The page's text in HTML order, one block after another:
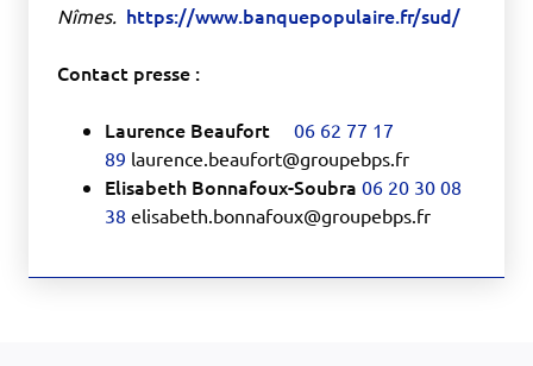
Nîmes. https://www.banquepopulaire.fr/sud/
Contact presse :
Laurence Beaufort
06 62 77 17
89 laurence.beaufort@groupebps.fr
Elisabeth Bonnafoux-Soubra 06 20 30 08
38 elisabeth.bonnafoux@groupebps.fr